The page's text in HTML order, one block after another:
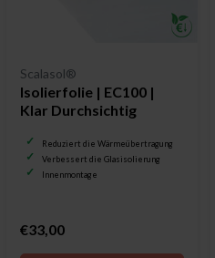
Scalasol®
Isolierfolie | EC100 |
Klar Durchsichtig
Reduziert die Wärmeübertragung
Verbessert die Glasisolierung
Innenmontage
€33,00